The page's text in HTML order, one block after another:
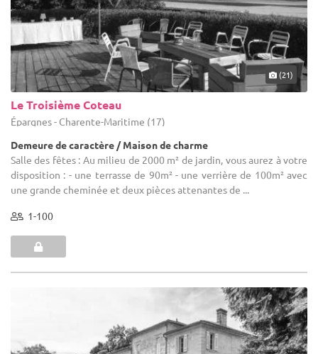
(21)
Le Troisième Coteau
Épargnes - Charente-Maritime (17)
Demeure de caractère / Maison de charme
Salle des fêtes : Au milieu de 2000 m² de jardin, vous aurez à votre
disposition : - une terrasse de 90m² - une verrière de 100m² avec
une grande cheminée et deux pièces attenantes de ...
1-100